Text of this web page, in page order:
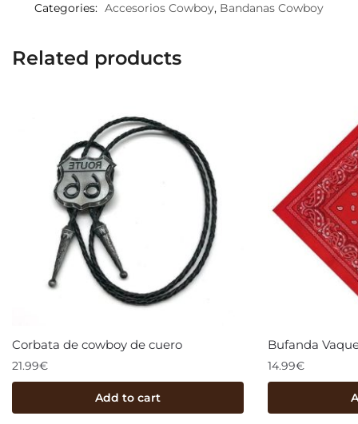
Categories: Accesorios Cowboy, Bandanas Cowboy
Related products
Corbata de cowboy de cuero
21.99€
Add to cart
Bufanda
14.99€